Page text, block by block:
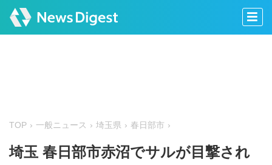
TOP 一般ニュース 埼玉県 春日部市
埼玉 春日部市赤沼でサルが目撃され